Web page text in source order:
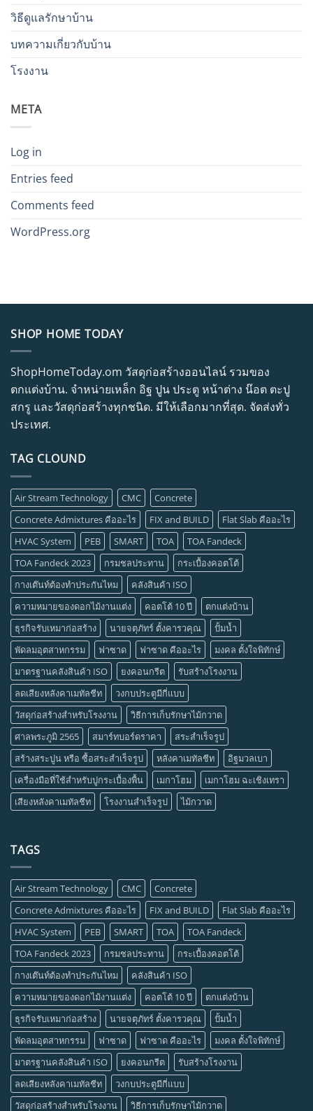
วิธีดูแลรักษาบ้าน
บทความเกี่ยวกับบ้าน
โรงงาน
META
Log in
Entries feed
Comments feed
WordPress.org
SHOP HOME TODAY
ShopHomeToday.om วัสดุก่อสร้างออนไลน์ รวมของ
ตกแต่งบ้าน. จำหน่ายเหล็ก อิฐ ปูน ประตู หน้าต่าง น๊อต ตะปู
สกรู และวัสดุก่อสร้างทุกชนิด. มีให้เลือกมากที่สุด. จัดส่งทั่ว
ประเทศ.
TAG CLOUND
Air Stream Technology CMC
Concrete
Concrete Admixtures คืออะไร
FIX and BUILD
Flat Slab คืออะไร
HVAC System
PEB SMART TOA
TOA Fandeck
TOA Fandeck 2023
กรมชลประทาน
กระเบื้องคอตโต้
กางเต๊นท์ต้องทำประกันไหม
คลังสินค้า ISO
ความหมายของดอกไม้งานแต่ง
คอตโต้ 10 ปี
ตกแต่งบ้าน
ธุรกิจรับเหมาก่อสร้าง
นายจตุภัทร์ ตั้งคารวคุณ
ปั้มน้ำ
พัดลมอุตสาหกรรม
ฟาซาด ฟาซาด คืออะไร
มงคล ตั้งใจพิทักษ์
มาตรฐานคลังสินค้า ISO
ยงคอนกรีต
รับสร้างโรงงาน
ลดเสียงหลังคาเมทัลชีท
วงกบประตูมีกี่แบบ
วัสดุก่อสร้างสำหรับโรงงาน
วิธีการเก็บรักษาไม้กวาด
ศาลพระภูมิ 2565
สมาร์ทบอร์ดราคา
สระสำเร็จรูป
สร้างสระปูน หรือ ซื้อสระสำเร็จรูป
หลังคาเมทัลชีท
อิฐมวลเบา
เครื่องมือที่ใช้สำหรับปูกระเบื้องพื้น
เมกาโฮม
เมกาโฮม ฉะเชิงเทรา
เสียงหลังคาเมทัลชีท
โรงงานสำเร็จรูป ไม้กวาด
TAGS
Air Stream Technology CMC
Concrete
Concrete Admixtures คืออะไร
FIX and BUILD
Flat Slab คืออะไร
HVAC System
PEB SMART TOA
TOA Fandeck
TOA Fandeck 2023
กรมชลประทาน
กระเบื้องคอตโต้
กางเต๊นท์ต้องทำประกันไหม
คลังสินค้า ISO
ความหมายของดอกไม้งานแต่ง
คอตโต้ 10 ปี
ตกแต่งบ้าน
ธุรกิจรับเหมาก่อสร้าง
นายจตุภัทร์ ตั้งคารวคุณ
ปั้มน้ำ
พัดลมอุตสาหกรรม
ฟาซาด ฟาซาด คืออะไร
มงคล ตั้งใจพิทักษ์
มาตรฐานคลังสินค้า ISO
ยงคอนกรีต
รับสร้างโรงงาน
ลดเสียงหลังคาเมทัลชีท
วงกบประตูมีกี่แบบ
วัสดุก่อสร้างสำหรับโรงงาน
วิธีการเก็บรักษาไม้กวาด